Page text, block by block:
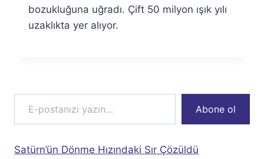
bozukluğuna uğradı. Çift 50 milyon ışık yılı
uzaklıkta yer alıyor.
E-postanızı yazın…
Abone ol
Satürn’ün Dönme Hızındaki Sır Çözüldü